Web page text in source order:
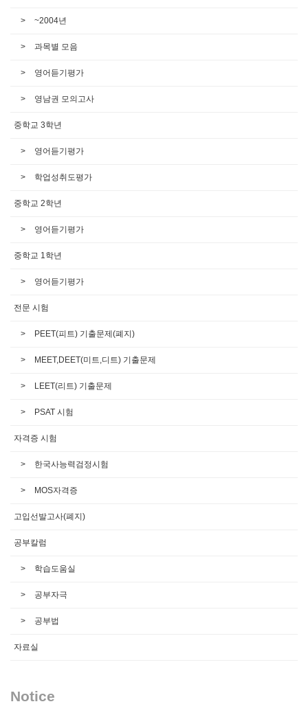
~2004년
과목별 모음
영어듣기평가
영남권 모의고사
중학교 3학년
영어듣기평가
학업성취도평가
중학교 2학년
영어듣기평가
중학교 1학년
영어듣기평가
전문 시험
PEET(피트) 기출문제(폐지)
MEET,DEET(미트,디트) 기출문제
LEET(리트) 기출문제
PSAT 시험
자격증 시험
한국사능력검정시험
MOS자격증
고입선발고사(폐지)
공부칼럼
학습도움실
공부자극
공부법
자료실
Notice